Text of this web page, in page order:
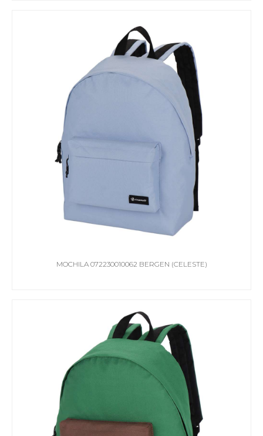
MOCHILA 072230010062 BERGEN (CELESTE)